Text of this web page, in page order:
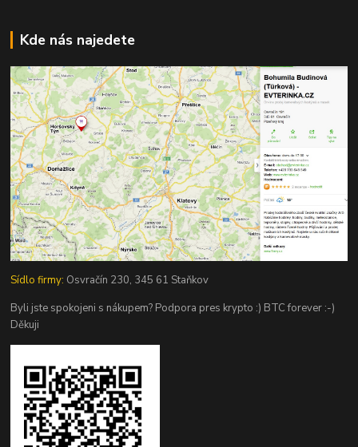
Kde nás najedete
Sídlo firmy: Osvračín 230, 345 61 Staňkov
Byli jste spokojeni s nákupem? Podpora pres krypto :) BTC forever :-)
Děkuji